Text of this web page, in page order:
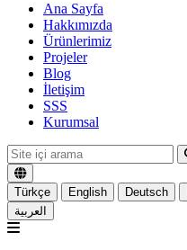
Ana Sayfa
Hakkımızda
Ürünlerimiz
Projeler
Blog
İletişim
SSS
Kurumsal
Türkçe English Deutsch
العربية